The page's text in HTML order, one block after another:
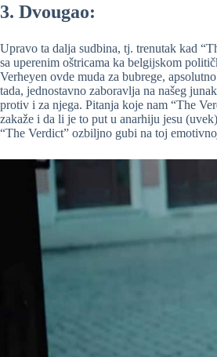
3. Dvougao:
Upravo ta dalja sudbina, tj. trenutak kad
sa uperenim oštricama ka belgijskom
Verheyen ovde muda za bubrege,
tada, jednostavno zaboravlja na našeg
protiv i za njega. Pitanja koje nam “The
zakaže i da li je to put u anarhiju jesu
“The Verdict” ozbiljno gubi na toj